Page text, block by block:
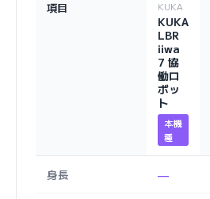
項目 KUKA
KUKA
LBR
iiwa
7 協
働ロ
ボッ
ト
本機
種
身長 —